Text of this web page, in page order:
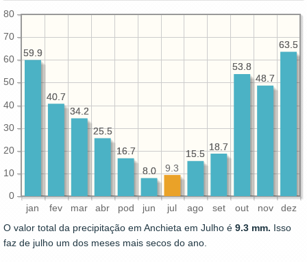
jan fev mar abr pod jun jul ago set out nov dez
0
10
20
30
40
50
60
70
80
63.5
48.7
53.8
18.7
15.5
8.0
16.7
25.5
34.2
40.7
59.9
63.5
48.7
53.8
18.7
15.5
9.3
8.0
16.7
25.5
34.2
40.7
59.9
O valor total da precipitação em Anchieta em Julho é 9.3 mm. Isso
faz de julho um dos meses mais secos do ano.